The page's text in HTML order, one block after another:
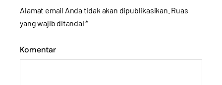
Alamat email Anda tidak akan dipublikasikan. Ruas
yang wajib ditandai*
Komentar